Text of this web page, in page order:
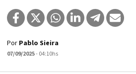
Por Pablo Sieira
07/09/2025- 04:10hs